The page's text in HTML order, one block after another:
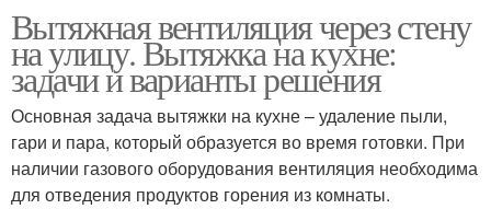
Вытяжная вентиляция через стену
на улицу. Вытяжка на кухне:
задачи и варианты решения
Основная задача вытяжки на кухне – удаление пыли,
гари и пара, который образуется во время готовки. При
наличии газового оборудования вентиляция необходима
для отведения продуктов горения из комнаты.